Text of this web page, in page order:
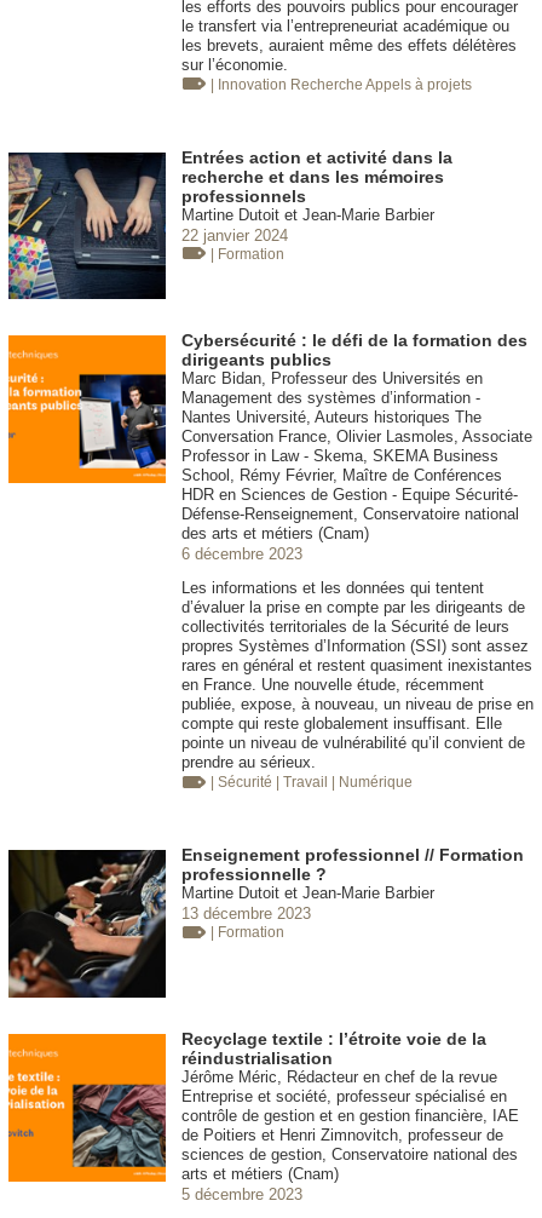
les efforts des pouvoirs publics pour encourager
le transfert via l’entrepreneuriat académique ou
les brevets, auraient même des effets délétères
sur l’économie.
| Innovation Recherche Appels à projets
Entrées action et activité dans la
recherche et dans les mémoires
professionnels
Martine Dutoit et Jean-Marie Barbier
22 janvier 2024
| Formation
Cybersécurité : le défi de la formation des
dirigeants publics
Marc Bidan, Professeur des Universités en
Management des systèmes d’information -
Nantes Université, Auteurs historiques The
Conversation France, Olivier Lasmoles, Associate
Professor in Law - Skema, SKEMA Business
School, Rémy Février, Maître de Conférences
HDR en Sciences de Gestion - Equipe Sécurité-
Défense-Renseignement, Conservatoire national
des arts et métiers (Cnam)
6 décembre 2023
Les informations et les données qui tentent
d’évaluer la prise en compte par les dirigeants de
collectivités territoriales de la Sécurité de leurs
propres Systèmes d’Information (SSI) sont assez
rares en général et restent quasiment inexistantes
en France. Une nouvelle étude, récemment
publiée, expose, à nouveau, un niveau de prise en
compte qui reste globalement insuffisant. Elle
pointe un niveau de vulnérabilité qu’il convient de
prendre au sérieux.
| Sécurité | Travail | Numérique
Enseignement professionnel // Formation
professionnelle ?
Martine Dutoit et Jean-Marie Barbier
13 décembre 2023
| Formation
Recyclage textile : l’étroite voie de la
réindustrialisation
Jérôme Méric, Rédacteur en chef de la revue
Entreprise et société, professeur spécialisé en
contrôle de gestion et en gestion financière, IAE
de Poitiers et Henri Zimnovitch, professeur de
sciences de gestion, Conservatoire national des
arts et métiers (Cnam)
5 décembre 2023